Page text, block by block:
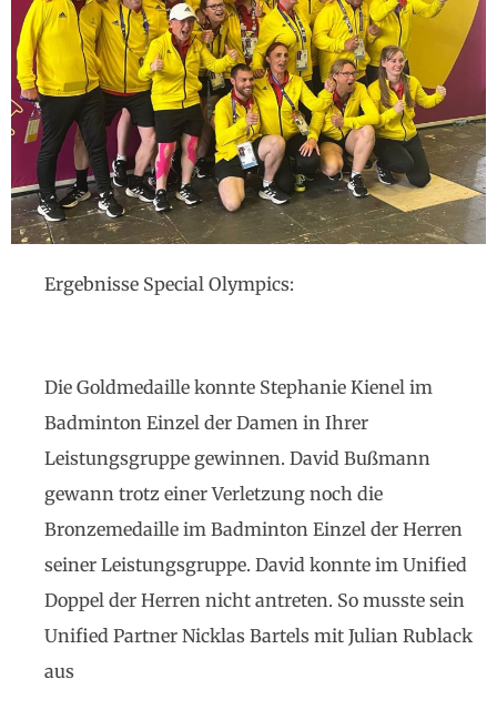
Ergebnisse Special Olympics:
Die Goldmedaille konnte Stephanie Kienel im
Badminton Einzel der Damen in Ihrer
Leistungsgruppe gewinnen. David Bußmann
gewann trotz einer Verletzung noch die
Bronzemedaille im Badminton Einzel der Herren
seiner Leistungsgruppe. David konnte im Unified
Doppel der Herren nicht antreten. So musste sein
Unified Partner Nicklas Bartels mit Julian Rublack
aus